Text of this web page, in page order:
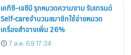
เคทีซี–เจซีบี รุกหมวดความงาม รับเทรนด์
Self-careจำนวนสมาชิกใช้จ่ายหมวด
เครื่องสำอางเพิ่ม 26%
7 ส.ค. 69 17:34